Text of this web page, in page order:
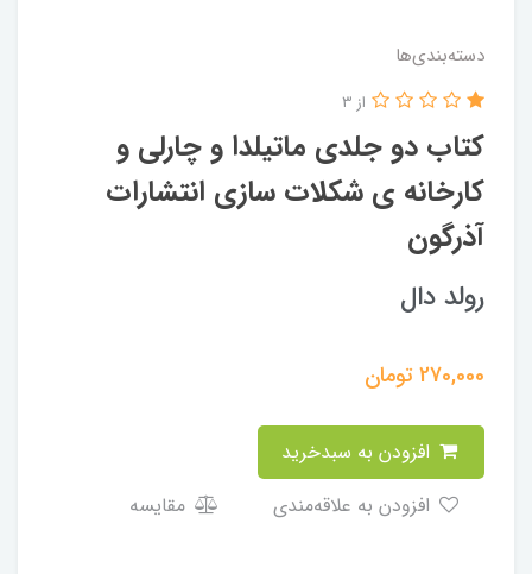
دسته‌بندی‌ها
کتاب دو جلدی ماتیلدا و چارلی و
کارخانه ی شکلات سازی انتشارات
آذرگون
از 3
رولد دال
270,000تومان
مقایسه